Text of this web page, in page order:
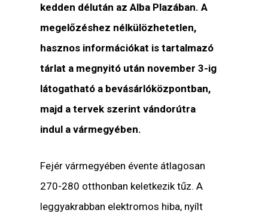
kedden délután az Alba Plazában. A
megelőzéshez nélkülözhetetlen,
hasznos információkat is tartalmazó
tárlat a megnyitó után november 3-ig
látogatható a bevásárlóközpontban,
majd a tervek szerint vándorútra
indul a vármegyében.
Fejér vármegyében évente átlagosan
270-280 otthonban keletkezik tűz. A
leggyakrabban elektromos hiba, nyílt